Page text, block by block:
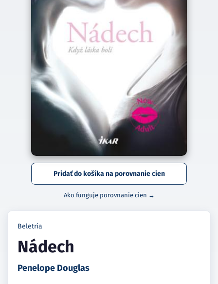
Pridať do košíka na porovnanie cien
Ako funguje porovnanie cien →
Beletria
Nádech
Penelope Douglas